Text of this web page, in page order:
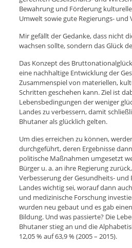
Bewahrung und Förderung
Umwelt sowie gute Regierungs-
Mir gefällt der Gedanke, dass nicht
wachsen sollte, sondern das Glück
Das Konzept des
eine nachhaltige Entwicklung der
Zusammenspiel von materiellen,
Schritten geschehen kann. Ziel ist
Lebensbedingungen der weniger
Landes zu verbessern, damit
Bhutaner als glücklich gelten.
Um dies erreichen zu können,
durchgeführt, deren Ergebnisse
politische Maßnahmen umgesetzt
Bürger u. a. an ihre Regierung
Verbesserung der Gesundheits-
Landes wichtig sei, worauf dann
und medizinische Forschung
wurden neu gebaut und es gab
Bildung. Und was passierte? Die
Bhutaner stieg an und die
12,05 % auf 63,9 % (2005 – 2015).